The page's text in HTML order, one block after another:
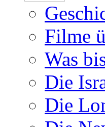
Filme
Was
Die
Die